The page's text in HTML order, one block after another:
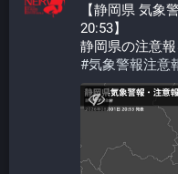
【静岡県 気象
20:53】
静岡県の注意報
#気象警報注意